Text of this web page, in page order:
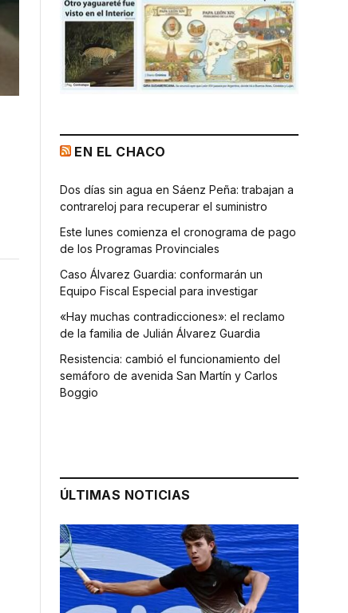
EN EL CHACO
Dos días sin agua en Sáenz Peña: trabajan a
contrareloj para recuperar el suministro
Este lunes comienza el cronograma de pago
de los Programas Provinciales
Caso Álvarez Guardia: conformarán un
Equipo Fiscal Especial para investigar
«Hay muchas contradicciones»: el reclamo
de la familia de Julián Álvarez Guardia
Resistencia: cambió el funcionamiento del
semáforo de avenida San Martín y Carlos
Boggio
ÚLTIMAS NOTICIAS